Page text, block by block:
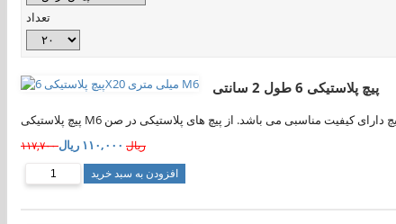
تعداد
پیچ پلاستیکی 6 طول 2 سانتی
۱۱۷,۷۰۰ ریال ۱۱۰,۰۰۰ ریال
افزودن به سبد خرید